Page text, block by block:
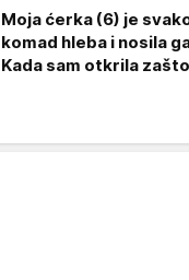
Moja ćerka (6) je
komad hleba i nosila
Kada sam otkrila